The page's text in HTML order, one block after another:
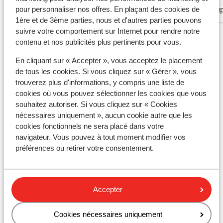
pour personnaliser nos offres. En plaçant des cookies de
1ère et de 3ème parties, nous et d'autres parties pouvons
suivre votre comportement sur Internet pour rendre notre
contenu et nos publicités plus pertinents pour vous.
En cliquant sur « Accepter », vous acceptez le placement
de tous les cookies. Si vous cliquez sur « Gérer », vous
trouverez plus d'informations, y compris une liste de
cookies où vous pouvez sélectionner les cookies que vous
souhaitez autoriser. Si vous cliquez sur « Cookies
nécessaires uniquement », aucun cookie autre que les
cookies fonctionnels ne sera placé dans votre
navigateur. Vous pouvez à tout moment modifier vos
préférences ou retirer votre consentement.
Accepter
Cookies nécessaires uniquement
doorgezakt. Het zetelbed voor de
kinderen was van slechte kwaliteit en één
van de kinderen moest zelfs op de grond
moest slapen. Het beloofde zeezicht bleek
een grap – je kon amper de zee zien op het
het vuile, onverzorgde terrasje. Overal
waren vuile muren, beschadigingen en
geen enkele onderhoudsploeg te
bespeuren. Alles ademde verwaarlozing
uit. Hoewel het hotel een mooi zwembad
heeft, moet je verplicht een badmuts
dragen (wat nergens vermeld stond) en 5
hebben we nog nooit meegemaakt en voelt
als pure geldklopperij. Er is ook geen
snackbar aanwezig, en de zogenaamde
ontbijtservice stelt werkelijk niets voor. Er
wordt op hun website geadverteerd met
Familles
Voir tous les 3 avis
Afficher sur la carte
À proximité
Distance de la plage environ 600 mètres (chaises)
Distance du centre-ville: environ 600 mètres
Distance jusqu'à la gare environ 1,2 kilomètres
Distance aux magasins les plus proches environ